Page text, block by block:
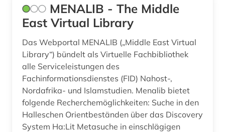
schrifttum (2)
sowjetunion (1)
sozialwissenschaft (1)
spanisch (1)
syrisch (1)
MENALIB - The Middle
East Virtual Library
Das Webportal MENALIB („Middle East Virtual
Library“) bündelt als Virtuelle Fachbibliothek
alle Serviceleistungen des
Fachinformationsdienstes (FID) Nahost-,
Nordafrika- und Islamstudien. Menalib bietet
folgende Recherchemöglichkeiten: Suche in den
Halleschen Orientbeständen über das Discovery
System Ha:Lit Metasuche in einschlägigen